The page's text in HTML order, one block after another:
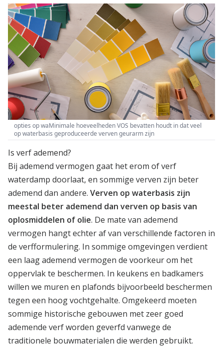
opties op waMinimale hoeveelheden VOS bevatten houdt in dat veel
op waterbasis geproduceerde verven geurarm zijn
Is verf ademend?
Bij ademend vermogen gaat het erom of verf
waterdamp doorlaat, en sommige verven zijn beter
ademend dan andere. Verven op waterbasis zijn
meestal beter ademend dan verven op basis van
oplosmiddelen of olie. De mate van ademend
vermogen hangt echter af van verschillende factoren in
de verfformulering. In sommige omgevingen verdient
een laag ademend vermogen de voorkeur om het
oppervlak te beschermen. In keukens en badkamers
willen we muren en plafonds bijvoorbeeld beschermen
tegen een hoog vochtgehalte. Omgekeerd moeten
sommige historische gebouwen met zeer goed
ademende verf worden geverfd vanwege de
traditionele bouwmaterialen die werden gebruikt.